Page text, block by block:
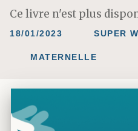
Ce livre n'est plus
18/01/2023 SUPER
MATERNELLE